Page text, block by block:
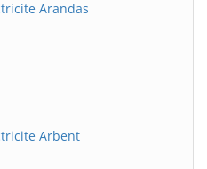
Arandas
Arbent